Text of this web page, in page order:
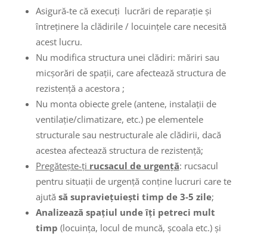
Asigură-te că execuți lucrări de reparaţie şi
întreţinere la clădirile / locuințele care necesită
acest lucru.
Nu modifica structura unei clădiri: măriri sau
micşorări de spaţii, care afectează structura de
rezistenţă a acestora ;
Nu monta obiecte grele (antene, instalaţii de
ventilaţie/climatizare, etc.) pe elementele
structurale sau nestructurale ale clădirii, dacă
acestea afectează structura de rezistenţă;
Pregătește-ți rucsacul de urgenţă: rucsacul
pentru situaţii de urgenţă conţine lucruri care te
ajută să supravieţuiești timp de 3-5 zile;
Analizează spațiul unde îți petreci mult
timp (locuinţa, locul de muncă, școala etc.) şi